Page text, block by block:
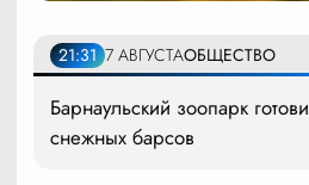
21:31 7 АВГУСТАОБЩЕСТВО
Барнаульский зоопарк
снежных барсов